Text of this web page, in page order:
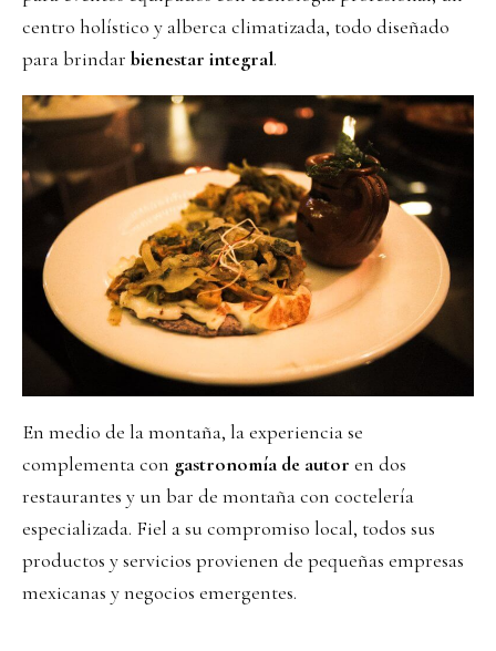
centro holístico y alberca climatizada, todo diseñado
para brindar bienestar integral.
En medio de la montaña, la experiencia se
complementa con gastronomía de autor en dos
restaurantes y un bar de montaña con coctelería
especializada. Fiel a su compromiso local, todos sus
productos y servicios provienen de pequeñas empresas
mexicanas y negocios emergentes.